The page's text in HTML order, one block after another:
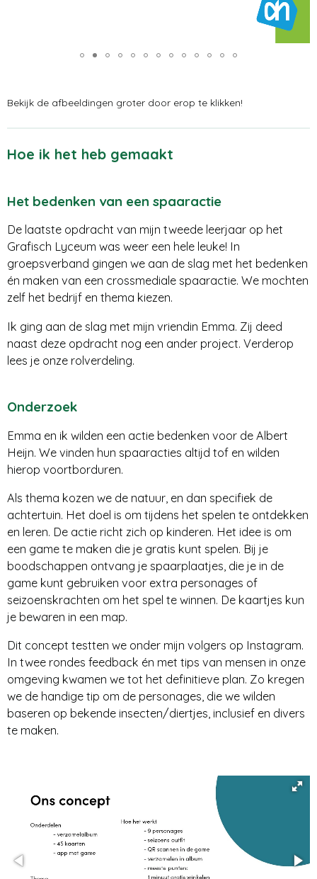
Bekijk de afbeeldingen groter door erop te klikken!
Hoe ik het heb gemaakt
Het bedenken van een spaaractie
De laatste opdracht van mijn tweede leerjaar op het
Grafisch Lyceum was weer een hele leuke! In
groepsverband gingen we aan de slag met het bedenken
én maken van een crossmediale spaaractie. We mochten
zelf het bedrijf en thema kiezen.
Ik ging aan de slag met mijn vriendin Emma. Zij deed
naast deze opdracht nog een ander project. Verderop
lees je onze rolverdeling.
Onderzoek
Emma en ik wilden een actie bedenken voor de Albert
Heijn. We vinden hun spaaracties altijd tof en wilden
hierop voortborduren.
Als thema kozen we de natuur, en dan specifiek de
achtertuin. Het doel is om tijdens het spelen te ontdekken
en leren. De actie richt zich op kinderen. Het idee is om
een game te maken die je gratis kunt spelen. Bij je
boodschappen ontvang je spaarplaatjes, die je in de
game kunt gebruiken voor extra personages of
seizoenskrachten om het spel te winnen. De kaartjes kun
je bewaren in een map.
Dit concept testten we onder mijn volgers op Instagram.
In twee rondes feedback én met tips van mensen in onze
omgeving kwamen we tot het definitieve plan. Zo kregen
we de handige tip om de personages, die we wilden
baseren op bekende insecten/diertjes, inclusief en divers
te maken.